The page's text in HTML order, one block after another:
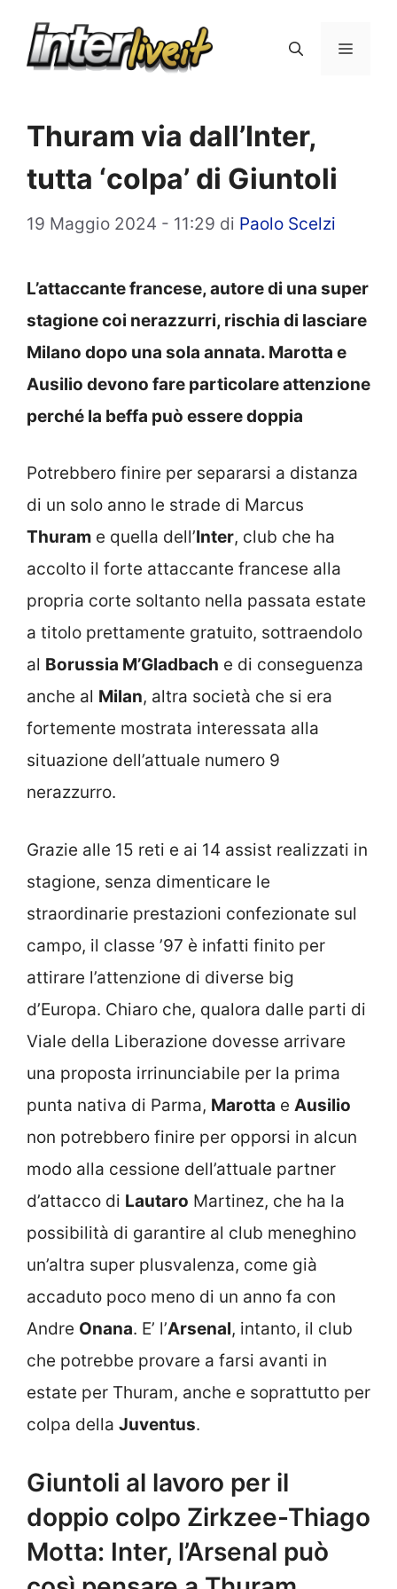
Menu
Thuram via dall’Inter,
tutta ‘colpa’ di Giuntoli
19 Maggio 2024 - 11:29 di Paolo Scelzi
L’attaccante francese, autore di una super
stagione coi nerazzurri, rischia di lasciare
Milano dopo una sola annata. Marotta e
Ausilio devono fare particolare attenzione
perché la beffa può essere doppia
Potrebbero finire per separarsi a distanza
di un solo anno le strade di Marcus
Thuram e quella dell’Inter, club che ha
accolto il forte attaccante francese alla
propria corte soltanto nella passata estate
a titolo prettamente gratuito, sottraendolo
al Borussia M’Gladbach e di conseguenza
anche al Milan, altra società che si era
fortemente mostrata interessata alla
situazione dell’attuale numero 9
nerazzurro.
Grazie alle 15 reti e ai 14 assist realizzati in
stagione, senza dimenticare le
straordinarie prestazioni confezionate sul
campo, il classe ’97 è infatti finito per
attirare l’attenzione di diverse big
d’Europa. Chiaro che, qualora dalle parti di
Viale della Liberazione dovesse arrivare
una proposta irrinunciabile per la prima
punta nativa di Parma, Marotta e Ausilio
non potrebbero finire per opporsi in alcun
modo alla cessione dell’attuale partner
d’attacco di Lautaro Martinez, che ha la
possibilità di garantire al club meneghino
un’altra super plusvalenza, come già
accaduto poco meno di un anno fa con
Andre Onana. E’ l’Arsenal, intanto, il club
che potrebbe provare a farsi avanti in
estate per Thuram, anche e soprattutto per
colpa della Juventus.
Giuntoli al lavoro per il
doppio colpo Zirkzee-Thiago
Motta: Inter, l’Arsenal può